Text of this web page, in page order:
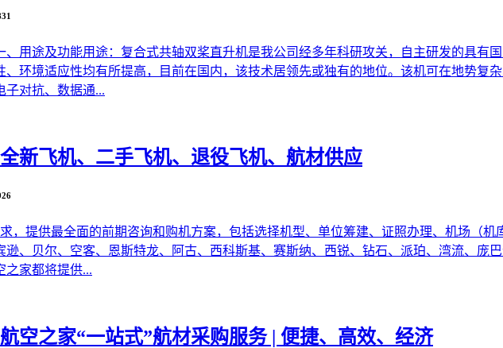
用途及功能用途：复合式共轴双桨直升机是我公司经多年科研攻关，自主研发的具有
环境适应性均有所提高，目前在国内，该技术居领先或独有的地位。该机可在地势复
子对抗、数据通...
新飞机、二手飞机、退役飞机、航材供应
，提供最全面的前期咨询和购机方案，包括选择机型、单位筹建、证照办理、机场（
、贝尔、空客、恩斯特龙、阿古、西科斯基、赛斯纳、西锐、钻石、派珀、湾流、庞
之家都将提供...
空之家“一站式”航材采购服务 | 便捷、高效、经济